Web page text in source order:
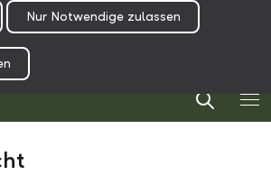
Nur Notwendige zulassen